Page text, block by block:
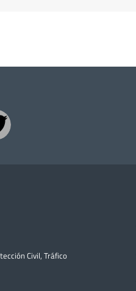
Civil, Tráfico